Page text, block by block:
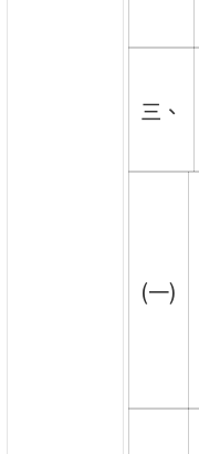
三、
(一)